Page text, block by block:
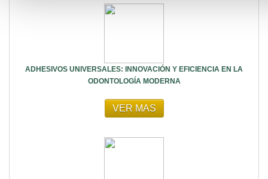
ADHESIVOS UNIVERSALES: INNOVACIÓN Y EFICIENCIA EN LA
ODONTOLOGÍA MODERNA
VER MAS